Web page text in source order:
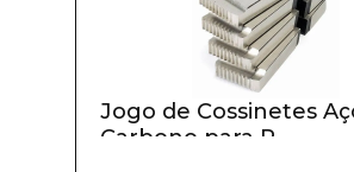
Jogo de Cossinetes
Carbono para R...